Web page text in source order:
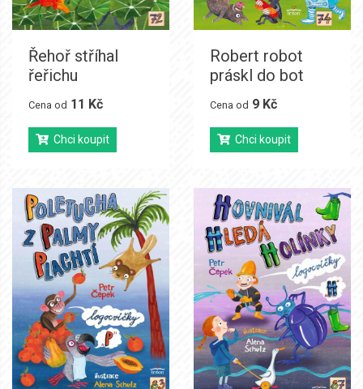
Řehoř stříhal
řeřichu
Cena od 11 Kč
Chci koupit
Robert robot
práskl do bot
Cena od 9 Kč
Chci koupit